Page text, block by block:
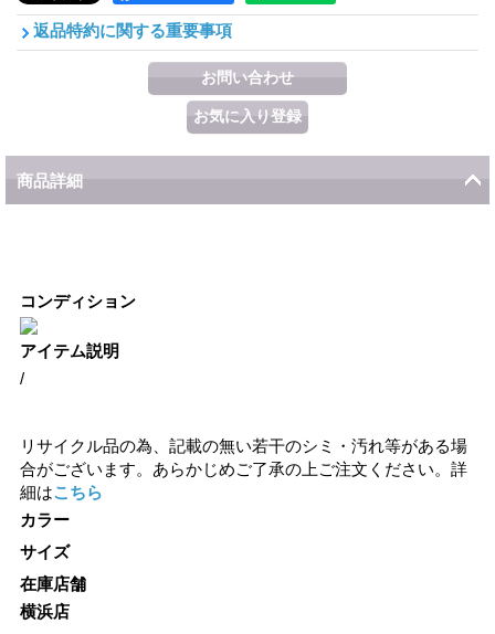
返品特約に関する重要事項
商品詳細
コンディション
アイテム説明
/
リサイクル品の為、記載の無い若干のシミ・汚れ等がある場
合がございます。あらかじめご了承の上ご注文ください。詳
細はこちら
カラー
サイズ
在庫店舗
横浜店